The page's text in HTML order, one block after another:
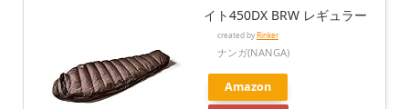
イト450DX BRW レギュラー
created byRinker
ナンガ(NANGA)
Amazon